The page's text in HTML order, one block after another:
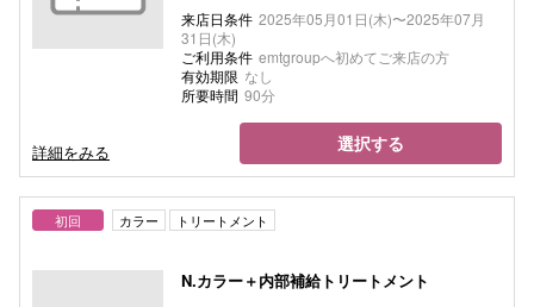
来店日条件 2025年05月01日(木)〜2025年07月
31日(木)
ご利用条件 emtgroupへ初めてご来店の方
有効期限 なし
所要時間 90分
詳細をみる 選択する
初回 カラー トリートメント
N.カラー＋内部補給トリートメント